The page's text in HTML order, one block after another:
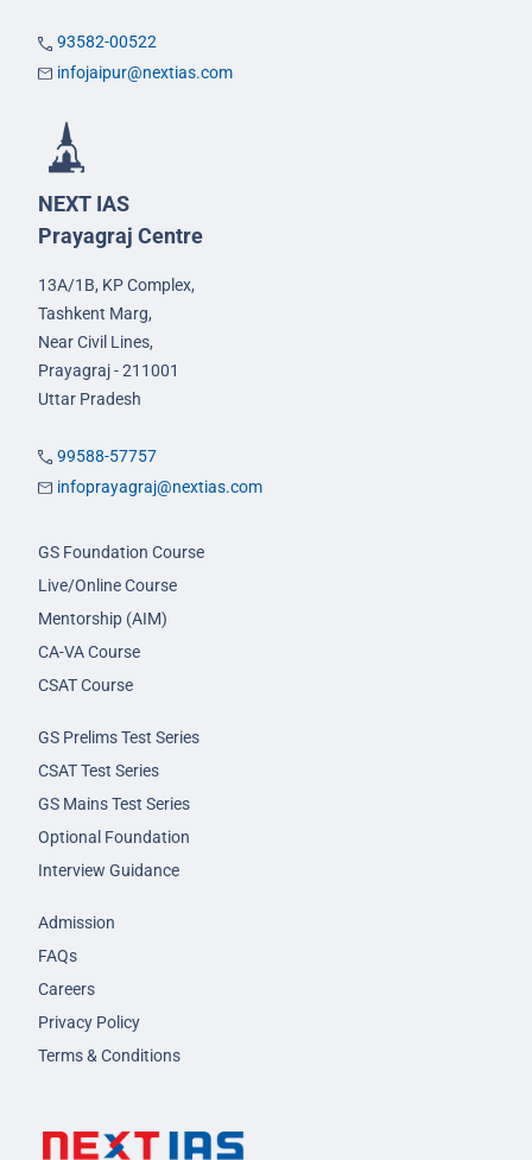
93582-00522
infojaipur@nextias.com
NEXT IAS
Prayagraj Centre
13A/1B, KP Complex,
Tashkent Marg,
Near Civil Lines,
Prayagraj - 211001
Uttar Pradesh
99588-57757
infoprayagraj@nextias.com
GS Foundation Course
Live/Online Course
Mentorship (AIM)
CA-VA Course
CSAT Course
GS Prelims Test Series
CSAT Test Series
GS Mains Test Series
Optional Foundation
Interview Guidance
Admission
FAQs
Careers
Privacy Policy
Terms & Conditions